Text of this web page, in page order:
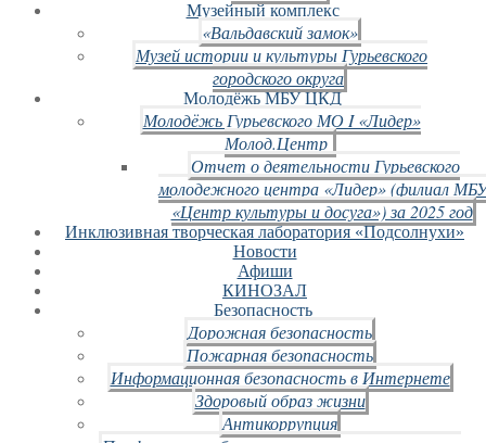
Музейный комплекс
«Вальдавский замок»
Музей истории и культуры Гурьевского
городского округа
Молодёжь МБУ ЦКД
Молодёжь Гурьевского МО I «Лидер»
Молод.Центр
Отчет о деятельности Гурьевского
молодежного центра «Лидер» (филиал
«Центр культуры и досуга») за 2025 год
Инклюзивная творческая лаборатория «Подсолнухи»
Новости
Афиши
КИНОЗАЛ
Безопасность
Дорожная безопасность
Пожарная безопасность
Информационная безопасность в Интернете
Здоровый образ жизни
Антикоррупция